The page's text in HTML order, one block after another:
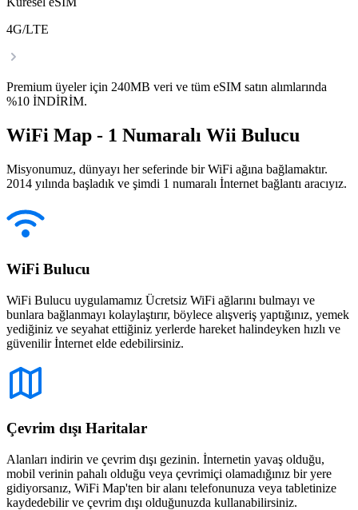
4G/LTE
Premium üyeler için 240MB veri ve tüm eSIM satın alımlarında
%10 İNDİRİM.
WiFi Map - 1 Numaralı Wii Bulucu
Misyonumuz, dünyayı her seferinde bir WiFi ağına bağlamaktır.
2014 yılında başladık ve şimdi 1 numaralı İnternet bağlantı aracıyız.
WiFi Bulucu
WiFi Bulucu uygulamamız Ücretsiz WiFi ağlarını bulmayı ve
bunlara bağlanmayı kolaylaştırır, böylece alışveriş yaptığınız, yemek
yediğiniz ve seyahat ettiğiniz yerlerde hareket halindeyken hızlı ve
güvenilir İnternet elde edebilirsiniz.
Çevrim dışı Haritalar
Alanları indirin ve çevrim dışı gezinin. İnternetin yavaş olduğu,
mobil verinin pahalı olduğu veya çevrimiçi olamadığınız bir yere
gidiyorsanız, WiFi Map'ten bir alanı telefonunuza veya tabletinize
kaydedebilir ve çevrim dışı olduğunuzda kullanabilirsiniz.